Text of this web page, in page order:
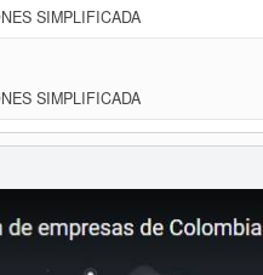
SIMPLIFICADA
SIMPLIFICADA